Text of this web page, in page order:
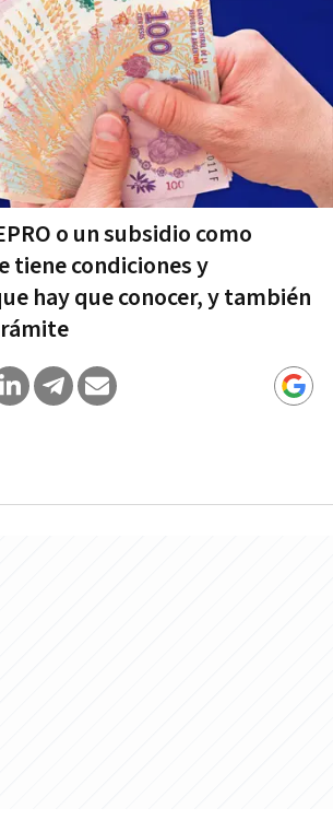
o un subsidio como
tiene condiciones y
hay que conocer, y también